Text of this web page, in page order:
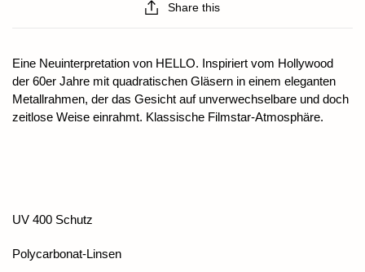
Share this
Eine Neuinterpretation von HELLO. Inspiriert vom Hollywood
der 60er Jahre mit quadratischen Gläsern in einem eleganten
Metallrahmen, der das Gesicht auf unverwechselbare und doch
zeitlose Weise einrahmt. Klassische Filmstar-Atmosphäre.
UV 400 Schutz
Polycarbonat-Linsen